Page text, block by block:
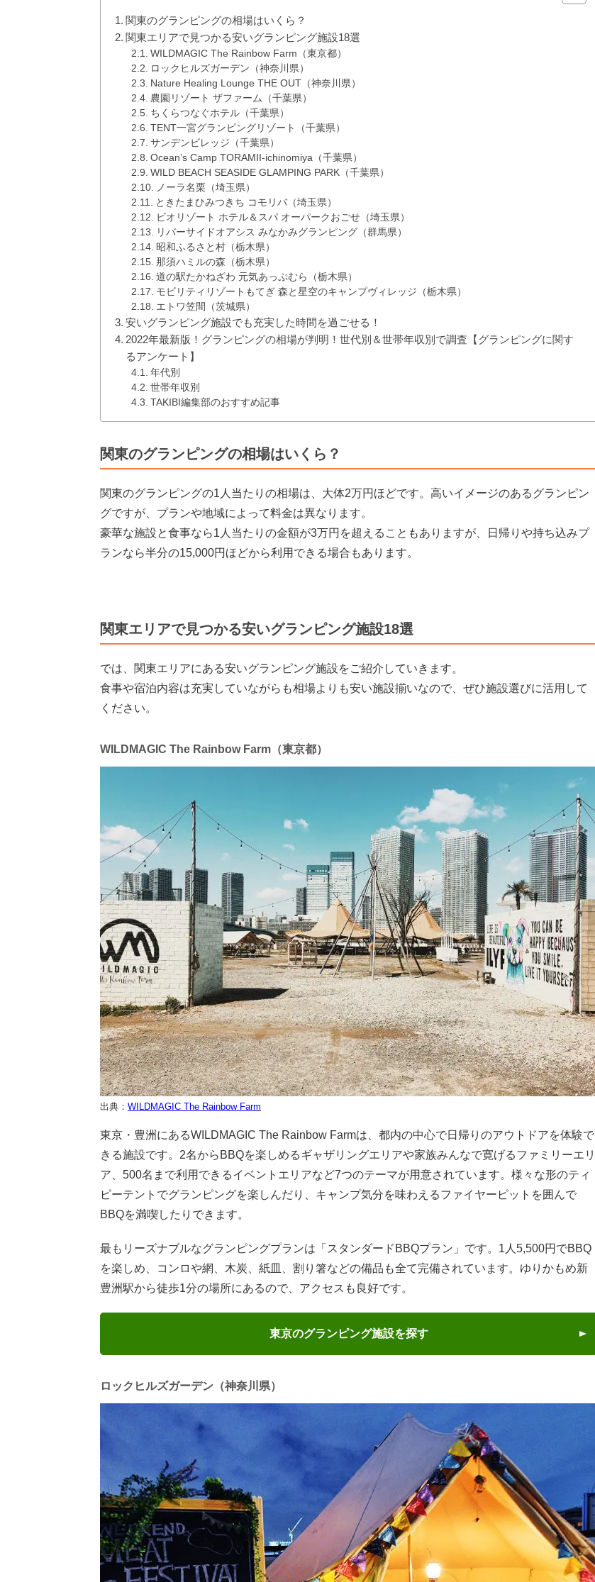
関東のグランピングの相場はいくら？
関東エリアで見つかる安いグランピング施設18選
WILDMAGIC The Rainbow Farm（東京都）
ロックヒルズガーデン（神奈川県）
Nature Healing Lounge THE OUT（神奈川県）
農園リゾート ザファーム（千葉県）
ちくらつなぐホテル（千葉県）
TENT一宮グランピングリゾート（千葉県）
サンデンビレッジ（千葉県）
Ocean’s Camp TORAMII-ichinomiya（千葉県）
WILD BEACH SEASIDE GLAMPING PARK（千葉県）
ノーラ名栗（埼玉県）
ときたまひみつきち コモリバ（埼玉県）
ビオリゾート ホテル＆スパ オーパークおごせ（埼玉県）
リバーサイドオアシス みなかみグランピング（群馬県）
昭和ふるさと村（栃木県）
那須ハミルの森（栃木県）
道の駅たかねざわ 元気あっぷむら（栃木県）
モビリティリゾートもてぎ 森と星空のキャンプヴィレッジ（栃木県）
エトワ笠間（茨城県）
安いグランピング施設でも充実した時間を過ごせる！
2022年最新版！グランピングの相場が判明！世代別＆世帯年収別で調査【グランピングに関す
るアンケート】
年代別
世帯年収別
TAKIBI編集部のおすすめ記事
関東のグランピングの相場はいくら？
関東のグランピングの1人当たりの相場は、大体2万円ほどです。高いイメージのあるグランピン
グですが、プランや地域によって料金は異なります。
豪華な施設と食事なら1人当たりの金額が3万円を超えることもありますが、日帰りや持ち込みプ
ランなら半分の15,000円ほどから利用できる場合もあります。
関東エリアで見つかる安いグランピング施設18選
では、関東エリアにある安いグランピング施設をご紹介していきます。
食事や宿泊内容は充実していながらも相場よりも安い施設揃いなので、ぜひ施設選びに活用して
ください。
WILDMAGIC The Rainbow Farm（東京都）
出典： WILDMAGIC The Rainbow Farm
東京・豊洲にあるWILDMAGIC The Rainbow Farmは、都内の中心で日帰りのアウトドアを体験で
きる施設です。2名からBBQを楽しめるギャザリングエリアや家族みんなで寛げるファミリーエリ
ア、500名まで利用できるイベントエリアなど7つのテーマが用意されています。様々な形のティ
ピーテントでグランピングを楽しんだり、キャンプ気分を味わえるファイヤーピットを囲んで
BBQを満喫したりできます。
最もリーズナブルなグランピングプランは「スタンダードBBQプラン」です。1人5,500円でBBQ
を楽しめ、コンロや網、木炭、紙皿、割り箸などの備品も全て完備されています。ゆりかもめ新
豊洲駅から徒歩1分の場所にあるので、アクセスも良好です。
東京のグランピング施設を探す
ロックヒルズガーデン（神奈川県）